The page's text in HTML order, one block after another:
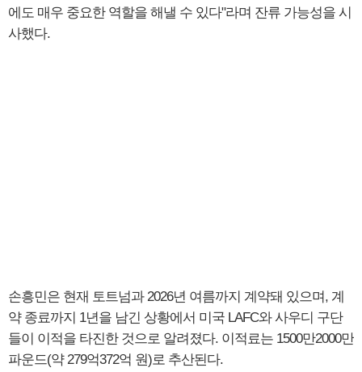
에도 매우 중요한 역할을 해낼 수 있다"라며 잔류 가능성을 시
사했다.
손흥민은 현재 토트넘과 2026년 여름까지 계약돼 있으며, 계
약 종료까지 1년을 남긴 상황에서 미국 LAFC와 사우디 구단
들이 이적을 타진한 것으로 알려졌다. 이적료는 1500만2000만
파운드(약 279억372억 원)로 추산된다.